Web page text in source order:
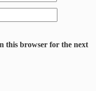
this browser for the next